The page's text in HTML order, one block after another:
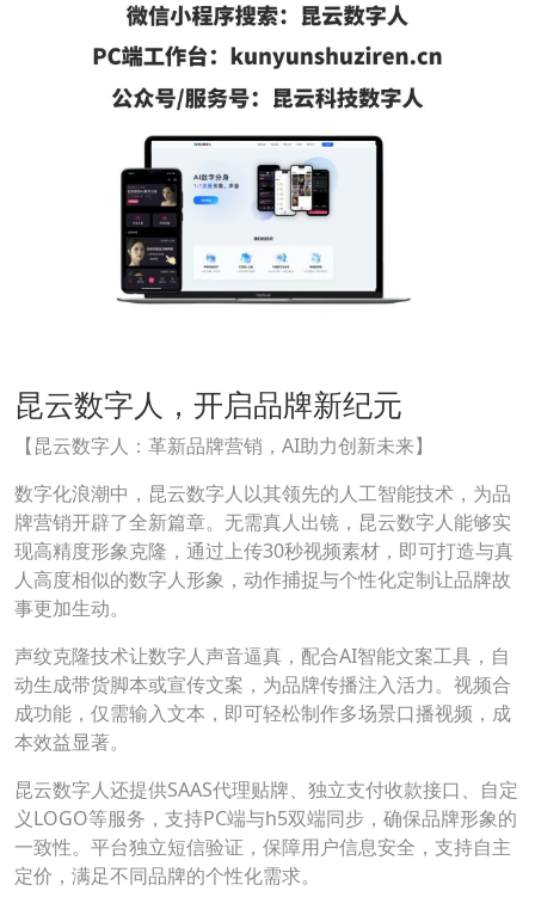
昆云数字人，开启品牌新纪元
【昆云数字人：革新品牌营销，AI助力创新未来】
数字化浪潮中，昆云数字人以其领先的人工智能技术，为品
牌营销开辟了全新篇章。无需真人出镜，昆云数字人能够实
现高精度形象克隆，通过上传30秒视频素材，即可打造与真
人高度相似的数字人形象，动作捕捉与个性化定制让品牌故
事更加生动。
声纹克隆技术让数字人声音逼真，配合AI智能文案工具，自
动生成带货脚本或宣传文案，为品牌传播注入活力。视频合
成功能，仅需输入文本，即可轻松制作多场景口播视频，成
本效益显著。
昆云数字人还提供SAAS代理贴牌、独立支付收款接口、自定
义LOGO等服务，支持PC端与h5双端同步，确保品牌形象的
一致性。平台独立短信验证，保障用户信息安全，支持自主
定价，满足不同品牌的个性化需求。